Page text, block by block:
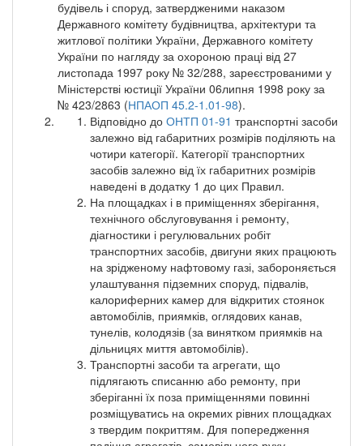
будівель і споруд, затвердженими наказом
Державного комітету будівництва, архітектури та
житлової політики України, Державного комітету
України по нагляду за охороною праці від 27
листопада 1997 року № 32/288, зареєстрованими у
Міністерстві юстиції України 06липня 1998 року за
№ 423/2863 (НПАОП 45.2-1.01-98).
Відповідно до ОНТП 01-91 транспортні засоби
залежно від габаритних розмірів поділяють на
чотири категорії. Категорії транспортних
засобів залежно від їх габаритних розмірів
наведені в додатку 1 до цих Правил.
На площадках і в приміщеннях зберігання,
технічного обслуговування і ремонту,
діагностики і регулювальних робіт
транспортних засобів, двигуни яких працюють
на зрідженому нафтовому газі, забороняється
улаштування підземних споруд, підвалів,
калориферних камер для відкритих стоянок
автомобілів, приямків, оглядових канав,
тунелів, колодязів (за винятком приямків на
дільницях миття автомобілів).
Транспортні засоби та агрегати, що
підлягають списанню або ремонту, при
зберіганні їх поза приміщеннями повинні
розміщуватись на окремих рівних площадках
з твердим покриттям. Для попередження